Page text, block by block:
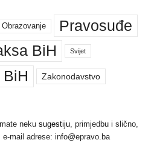
Obrazovanje Pravosuđe
BiH Svijet
Zakonodavstvo
neku sugestiju, primjedbu i slično,
mail adrese: info@epravo.ba